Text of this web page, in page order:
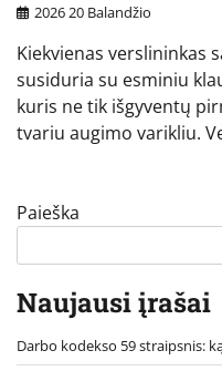
2026 20 Balandžio
Kiekvienas verslininkas
susiduria su esminiu
kuris ne tik išgyventų
tvariu augimo varikliu.
Paieška
Naujausi įrašai
Darbo kodekso 59 straipsnis: